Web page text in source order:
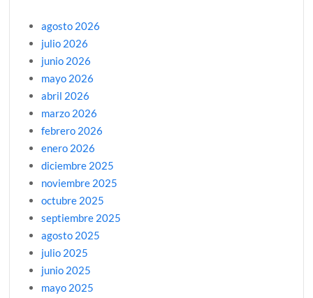
agosto 2026
julio 2026
junio 2026
mayo 2026
abril 2026
marzo 2026
febrero 2026
enero 2026
diciembre 2025
noviembre 2025
octubre 2025
septiembre 2025
agosto 2025
julio 2025
junio 2025
mayo 2025